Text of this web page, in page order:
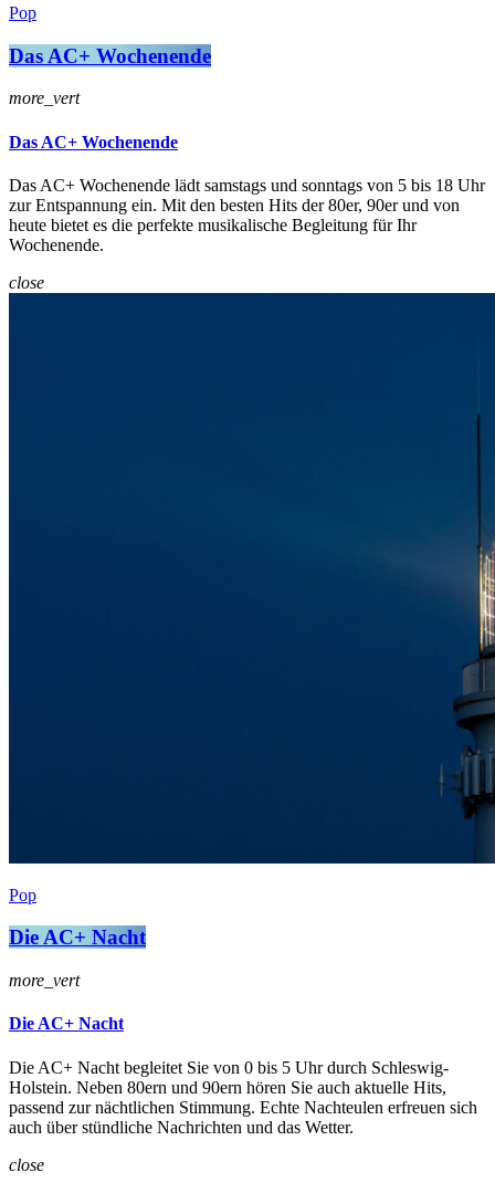
Pop
Das AC+ Wochenende
more_vert
Das AC+ Wochenende
Das AC+ Wochenende lädt samstags und sonntags von 5 bis 18 Uhr
zur Entspannung ein. Mit den besten Hits der 80er, 90er und von
heute bietet es die perfekte musikalische Begleitung für Ihr
Wochenende.
close
Pop
Die AC+ Nacht
more_vert
Die AC+ Nacht
Die AC+ Nacht begleitet Sie von 0 bis 5 Uhr durch Schleswig-
Holstein. Neben 80ern und 90ern hören Sie auch aktuelle Hits,
passend zur nächtlichen Stimmung. Echte Nachteulen erfreuen sich
auch über stündliche Nachrichten und das Wetter.
close